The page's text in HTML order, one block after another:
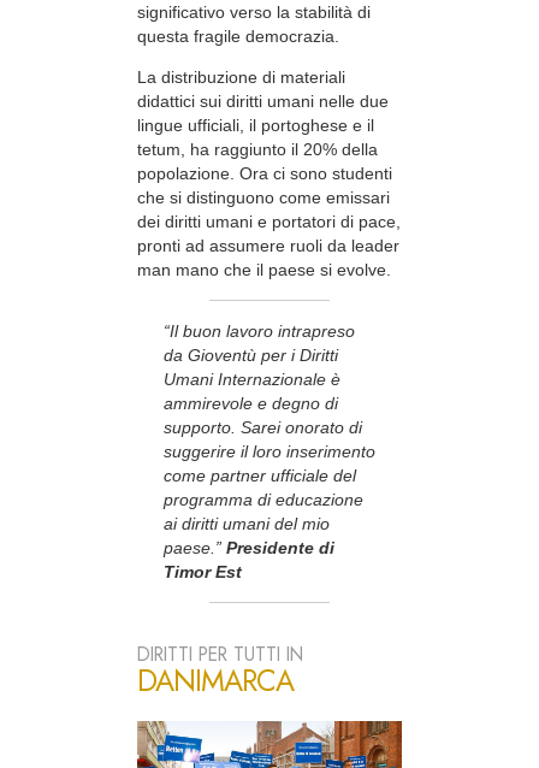
significativo verso la stabilità di
questa fragile democrazia.
La distribuzione di materiali
didattici sui diritti umani nelle due
lingue ufficiali, il portoghese e il
tetum, ha raggiunto il 20% della
popolazione. Ora ci sono studenti
che si distinguono come emissari
dei diritti umani e portatori di pace,
pronti ad assumere ruoli da leader
man mano che il paese si evolve.
“Il buon lavoro intrapreso
da Gioventù per i Diritti
Umani Internazionale è
ammirevole e degno di
supporto. Sarei onorato di
suggerire il loro inserimento
come partner ufficiale del
programma di educazione
ai diritti umani del mio
paese.” Presidente di
Timor Est
DIRITTI PER TUTTI IN
DANIMARCA